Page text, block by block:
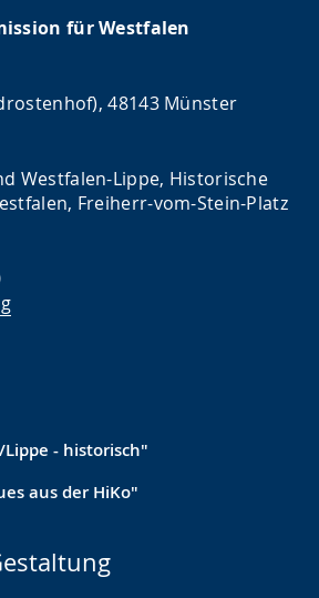
für Westfalen
48143 Münster
Westfalen-Lippe, Historische
Freiherr-vom-Stein-Platz
- historisch"
aus der HiKo"